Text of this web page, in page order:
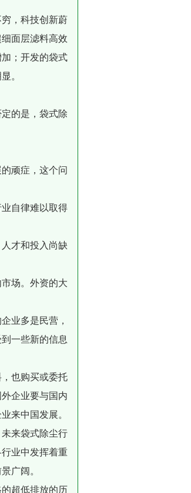
，科技创新蔚
面层滤料高效
；开发的袋式
。
的是，袋式除
顽症，这个问
自律难以取得
才和投入尚缺
场。外资的大
业多是民营，
一些新的信息
也购买或委托
企业要与国内
来中国发展。
来袋式除尘行
业中发挥着重
广阔。
超低排放的历